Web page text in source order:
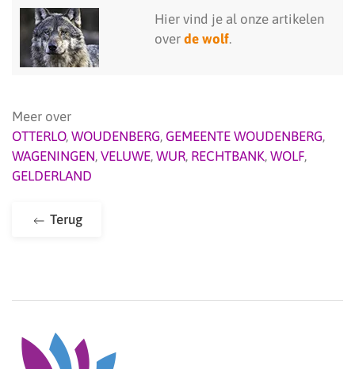
Hier vind je al onze artikelen
over de wolf.
Meer over
OTTERLO, WOUDENBERG, GEMEENTE WOUDENBERG,
WAGENINGEN, VELUWE, WUR, RECHTBANK, WOLF,
GELDERLAND
Terug